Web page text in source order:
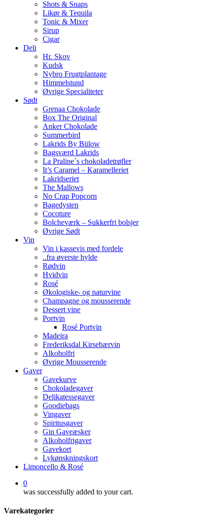
Shots & Snaps
Likør & Tequila
Tonic & Mixer
Sirup
Cigar
Deli
Hr. Skov
Kudsk
Nybro Frugtplantage
Himmelstund
Øvrige Specialiteter
Sødt
Grenaa Chokolade
Box The Original
Anker Chokolade
Summerbird
Lakrids By Bülow
Bagsværd Lakrids
La Praline´s chokoladetrøfler
It’s Caramel – Karamelleriet
Lakridseriet
The Mallows
No Crap Popcorn
Bagedysten
Cocoture
Bolcheværk – Sukkerfri bolsjer
Øvrige Sødt
Vin
Vin i kassevis med fordele
..fra øverste hylde
Rødvin
Hvidvin
Rosé
Økologiske- og naturvine
Champagne og mousserende
Dessert vine
Portvin
Rosé Portvin
Madeira
Frederiksdal Kirsebærvin
Alkoholfri
Øvrige Mousserende
Gaver
Gavekurve
Chokoladegaver
Delikatessegaver
Goodiebags
Vingaver
Spiritusgaver
Gin Gaveæsker
Alkoholfrigaver
Gavekort
Lykønskningskort
Limoncello & Rosé
0
was successfully added to your cart.
Varekategorier